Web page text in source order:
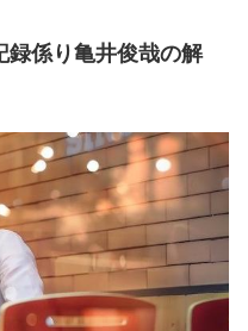
録係り亀井俊哉の解